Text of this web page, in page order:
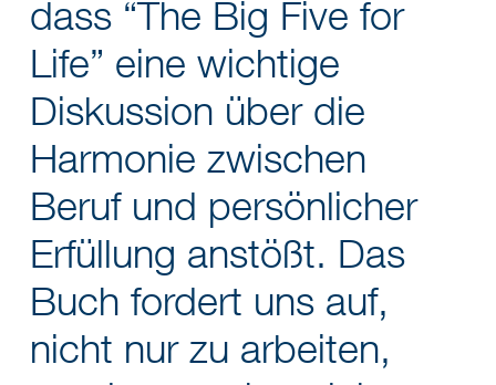
dass “The Big Five for
Life” eine wichtige
Diskussion über die
Harmonie zwischen
Beruf und persönlicher
Erfüllung anstößt. Das
Buch fordert uns auf,
nicht nur zu arbeiten,